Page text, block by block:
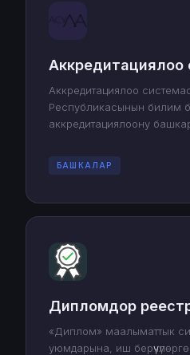
Аккредитациялоо
Аккредитациялоо
Республикасынын билим
аккредитациялоону
БАШКАЛАР
Дипломдор
«Диплом» маалыматтык
уюмдарына, иш берүүчүлөргө